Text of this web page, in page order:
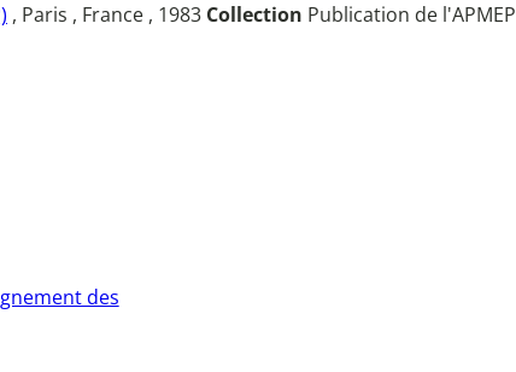
, Paris , France , 1983 Collection Publication de l'APMEP
des